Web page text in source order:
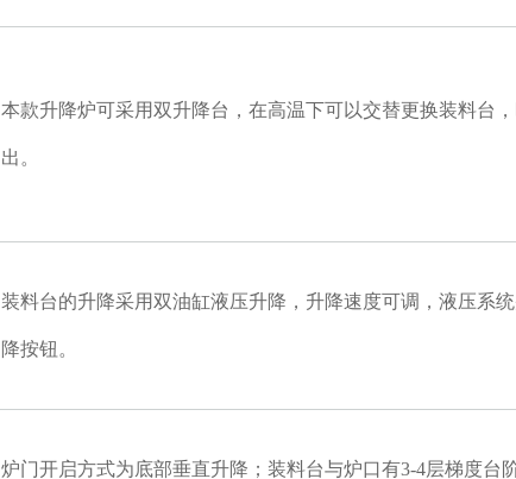
本款升降炉可采用双升降台，在高温下可以交替更换装料台
出。
装料台的升降采用双油缸液压升降，升降速度可调，液压系
降按钮。
炉门开启方式为底部垂直升降；装料台与炉口有3-4层梯度台